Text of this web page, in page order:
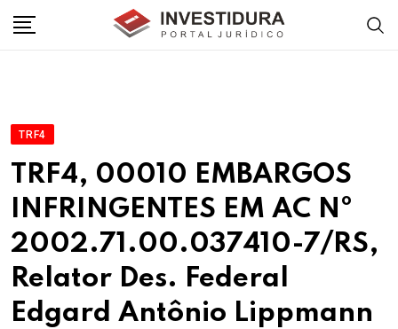
TRF4
TRF4, 00010 EMBARGOS
INFRINGENTES EM AC Nº
2002.71.00.037410-7/RS,
Relator Des. Federal
Edgard Antônio Lippmann